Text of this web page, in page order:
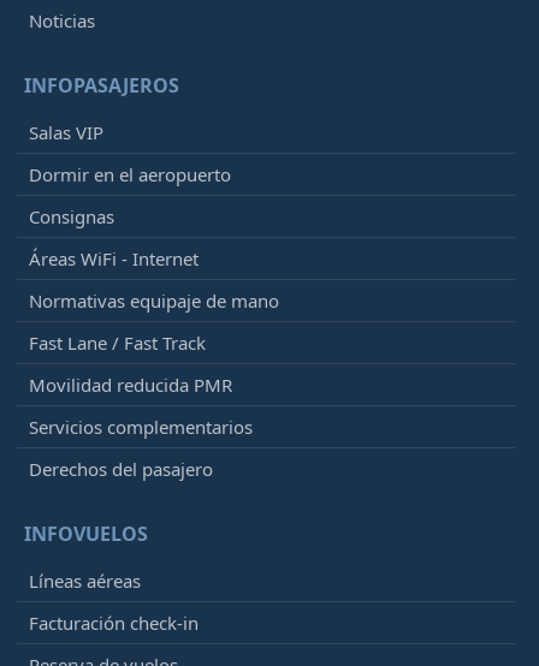
Noticias
INFOPASAJEROS
Salas VIP
Dormir en el aeropuerto
Consignas
Áreas WiFi - Internet
Normativas equipaje de mano
Fast Lane / Fast Track
Movilidad reducida PMR
Servicios complementarios
Derechos del pasajero
INFOVUELOS
Líneas aéreas
Facturación check-in